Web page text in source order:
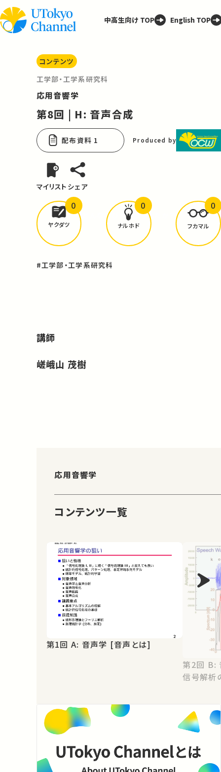
中高生向け TOP English TOP
コンテンツ
工学部・工学系研究科
応用音響学
第8回 | H: 音声合成
配布資料 1 Produced by
マイリスト シェア
どんな学びがありましたか？
ヤクダツ
0
ナルホド
0
フカマル
0
#工学部・工学系研究科
講師
嵯峨山 茂樹
応用音響学
コンテンツ一覧
第1回 A: 音声学 [音声とは]
第2回 B: 音声スペクトル分析 [音声
信号解析